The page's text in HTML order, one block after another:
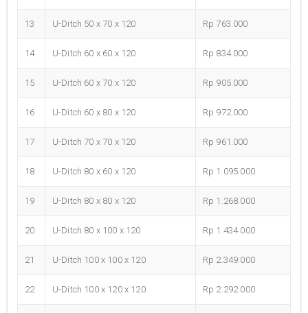
13 U-Ditch 50 x 70 x 120 Rp 763.000
14 U-Ditch 60 x 60 x 120 Rp 834.000
15 U-Ditch 60 x 70 x 120 Rp 905.000
16 U-Ditch 60 x 80 x 120 Rp 972.000
17 U-Ditch 70 x 70 x 120 Rp 961.000
18 U-Ditch 80 x 60 x 120 Rp 1.095.000
19 U-Ditch 80 x 80 x 120 Rp 1.268.000
20 U-Ditch 80 x 100 x 120 Rp 1.434.000
21 U-Ditch 100 x 100 x 120 Rp 2.349.000
22 U-Ditch 100 x 120 x 120 Rp 2.292.000